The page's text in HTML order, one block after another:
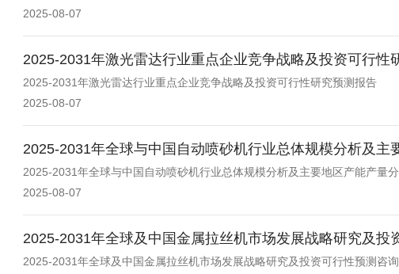
2025-08-07
2025-2031年激光雷达行业重点企业竞争战略及投资可行性
2025-2031年激光雷达行业重点企业竞争战略及投资可行性研究预测报告
2025-08-07
2025-2031年全球与中国自动喷砂机行业总体规模分析及主
2025-2031年全球与中国自动喷砂机行业总体规模分析及主要地区产能产量
2025-08-07
2025-2031年全球及中国金属拉丝机市场发展战略研究及投
2025-2031年全球及中国金属拉丝机市场发展战略研究及投资可行性预测咨